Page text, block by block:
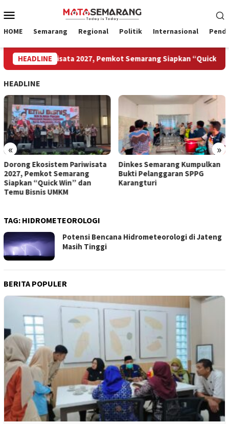
ke
Mobile
HOME Semarang Regional Politik Internasional
HEADLINE
Pariwisata 2027, Pemkot Semarang Siapkan “Quick Win” dan
HEADLINE
« »
Dinkes Semarang Kumpulkan
Bukti Pelanggaran SPPG
Karangturi
Dinkes Semarang: Dapur
Masak Rendang Sejak Jam 9
Malam, 16 SOP Dilanggar
TAG: HIDROMETEOROLOGI
Potensi Bencana Hidrometeorologi di Jateng
Masih Tinggi
BERITA POPULER